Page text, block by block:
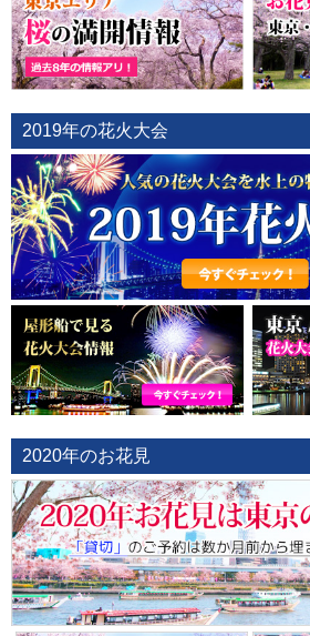
2019年の花火大会
2020年のお花見